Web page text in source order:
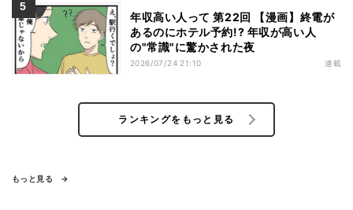
年収高い人って 第22回 【漫画】終電が
あるのにホテル予約!? 年収が高い人
の"常識"に驚かされた夜
2026/07/24 21:10 連載
ランキングをもっと見る
もっと見る